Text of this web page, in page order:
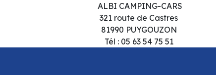
ALBI CAMPING-CARS
321 route de Castres
81990 PUYGOUZON
Tél : 05 63 54 75 51